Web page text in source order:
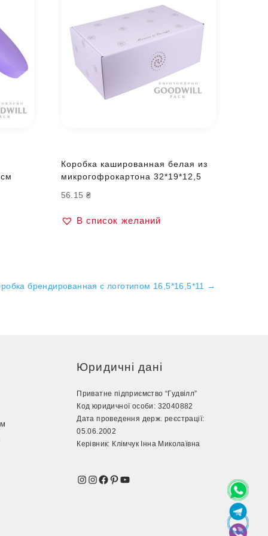
Коробка кашированная белая из
микрогофрокартона 32*19*12,5
56.15 ₴
В список желаний
брендированная с логотипом 16,5*16,5*11 →
Юридичні дані
Приватне підприємство “Гудвілл”
Код юридичної особи: 32040882
Дата проведення держ. реєстрації:
05.06.2002
Керівник: Клімчук Інна Миколаївна
Instagram
Instagram
Facebook
Pinterest
YouTube